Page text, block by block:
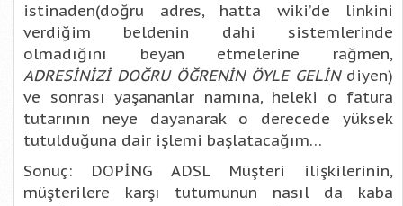
istinaden(doğru adres, hatta wiki’de linkini
verdiğim beldenin dahi sistemlerinde
olmadığını beyan etmelerine rağmen,
ADRESİNİZİ DOĞRU ÖĞRENİN ÖYLE GELİNdiyen)
ve sonrası yaşananlar namına, heleki o fatura
tutarının neye dayanarak o derecede yüksek
tutulduğuna dair işlemi başlatacağım…
Sonuç: DOPİNG ADSL Müşteri ilişkilerinin,
müşterilere karşı tutumunun nasıl da kaba